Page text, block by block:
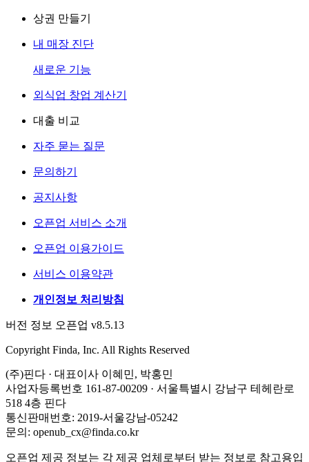
상권 만들기
내 매장 진단
새로운 기능
외식업 창업 계산기
대출 비교
자주 묻는 질문
문의하기
공지사항
오픈업 서비스 소개
오픈업 이용가이드
서비스 이용약관
개인정보 처리방침
버전 정보 오픈업 v8.5.13
Copyright Finda, Inc. All Rights Reserved
(주)핀다 · 대표이사 이혜민, 박홍민
사업자등록번호 161-87-00209 · 서울특별시 강남구 테헤란로
518 4층 핀다
통신판매번호: 2019-서울강남-05242
문의: openub_cx@finda.co.kr
오픈업 제공 정보는 각 제공 업체로부터 받는 정보로 참고용입